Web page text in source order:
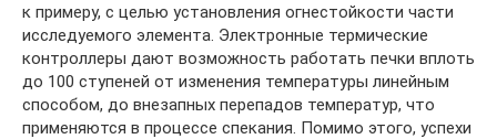
к примеру, с целью установления огнестойкости части
исследуемого элемента. Электронные термические
контроллеры дают возможность работать печки вплоть
до 100 ступеней от изменения температуры линейным
способом, до внезапных перепадов температур, что
применяются в процессе спекания. Помимо этого, успехи